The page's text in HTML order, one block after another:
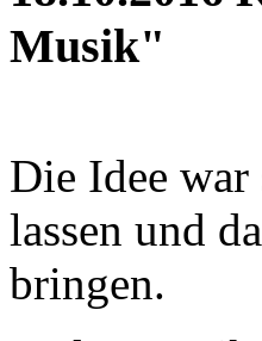
Musik"
Die Idee
lassen und
bringen.